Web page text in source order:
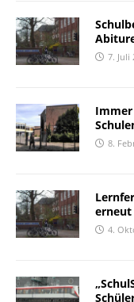
7. Juli
8.
erneut
4.